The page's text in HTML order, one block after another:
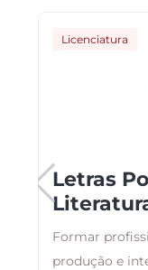
Licenciatura
Letras
Formar
produção e